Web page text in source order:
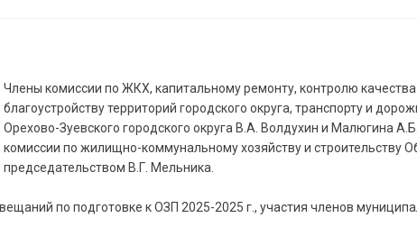
Члены комиссии по ЖКХ, капитальному ремонту, контролю
благоустройству территорий городского округа, транспорту и
Орехово-Зуевского городского округа В.А. Волдухин и Малюгина
комиссии по жилищно-коммунальному хозяйству и строительству
председательством В.Г. Мельника.
по подготовке к ОЗП 2025-2025 г., участия членов